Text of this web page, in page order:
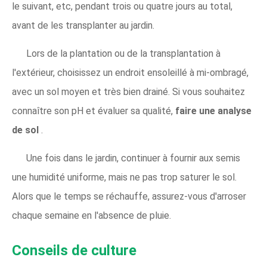
le suivant, etc, pendant trois ou quatre jours au total,
avant de les transplanter au jardin.
Lors de la plantation ou de la transplantation à
l'extérieur, choisissez un endroit ensoleillé à mi-ombragé,
avec un sol moyen et très bien drainé. Si vous souhaitez
connaître son pH et évaluer sa qualité, faire une analyse
de sol .
Une fois dans le jardin, continuer à fournir aux semis
une humidité uniforme, mais ne pas trop saturer le sol.
Alors que le temps se réchauffe, assurez-vous d'arroser
chaque semaine en l'absence de pluie.
Conseils de culture